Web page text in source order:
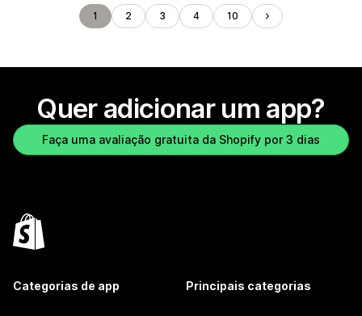
1 2 3 4 10
Quer adicionar um app?
Faça uma avaliação gratuita da Shopify por 3 dias
Categorias de app Principais categorias